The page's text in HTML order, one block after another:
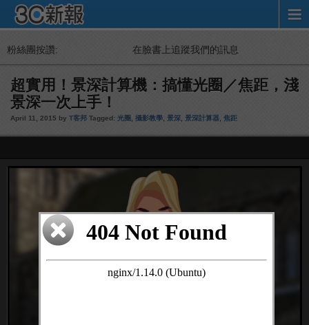
粉絲團按讚: 在臉書上追蹤我們的訊息
超實用！景深計算機：搞懂光圈／焦距，淺
景深一次上手！
April 11, 2015 by T客邦 Tagged: 光圈 攝影教學 景深 景深計算器 焦距